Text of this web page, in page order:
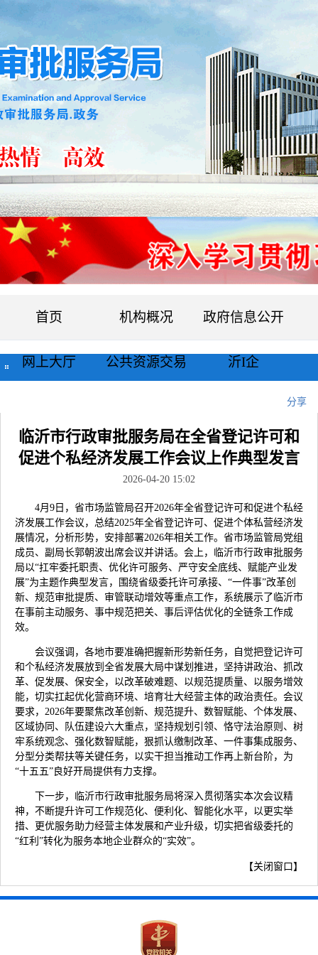
首页 机构概况 政府信息公开
网上大厅 公共资源交易 沂I企
分享
临沂市行政审批服务局在全省登记许可和
促进个私经济发展工作会议上作典型发言
2026-04-20 15:02
4月9日，省市场监管局召开2026年全省登记许可和促进个私经
济发展工作会议，总结2025年全省登记许可、促进个体私营经济发
展情况，分析形势，安排部署2026年相关工作。省市场监管局党组
成员、副局长郭朝波出席会议并讲话。会上，临沂市行政审批服务
局以“扛牢委托职责、优化许可服务、严守安全底线、赋能产业发
展”为主题作典型发言，围绕省级委托许可承接、“一件事”改革创
新、规范审批提质、审管联动增效等重点工作，系统展示了临沂市
在事前主动服务、事中规范把关、事后评估优化的全链条工作成
效。
会议强调，各地市要准确把握新形势新任务，自觉把登记许可
和个私经济发展放到全省发展大局中谋划推进，坚持讲政治、抓改
革、促发展、保安全，以改革破难题、以规范提质量、以服务增效
能，切实扛起优化营商环境、培育壮大经营主体的政治责任。会议
要求，2026年要聚焦改革创新、规范提升、数智赋能、个体发展、
区域协同、队伍建设六大重点，坚持规划引领、恪守法治原则、树
牢系统观念、强化数智赋能，狠抓认缴制改革、一件事集成服务、
分型分类帮扶等关键任务，以实干担当推动工作再上新台阶，为
“十五五”良好开局提供有力支撑。
下一步，临沂市行政审批服务局将深入贯彻落实本次会议精
神，不断提升许可工作规范化、便利化、智能化水平，以更实举
措、更优服务助力经营主体发展和产业升级，切实把省级委托的
“红利”转化为服务本地企业群众的“实效”。
【关闭窗口 】